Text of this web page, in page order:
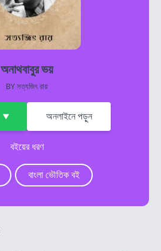
অনাথবাবুর ভয়
BYসত্যজিৎ রায়
অনলাইনে পড়ুন
বইয়ের ধরণ
বাংলা ভৌতিক বই